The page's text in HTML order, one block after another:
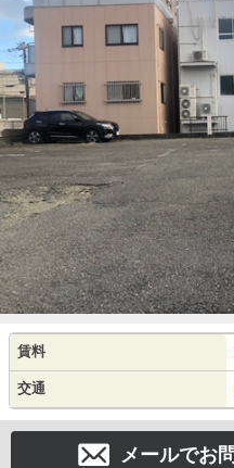
賃料
交通
メールでお